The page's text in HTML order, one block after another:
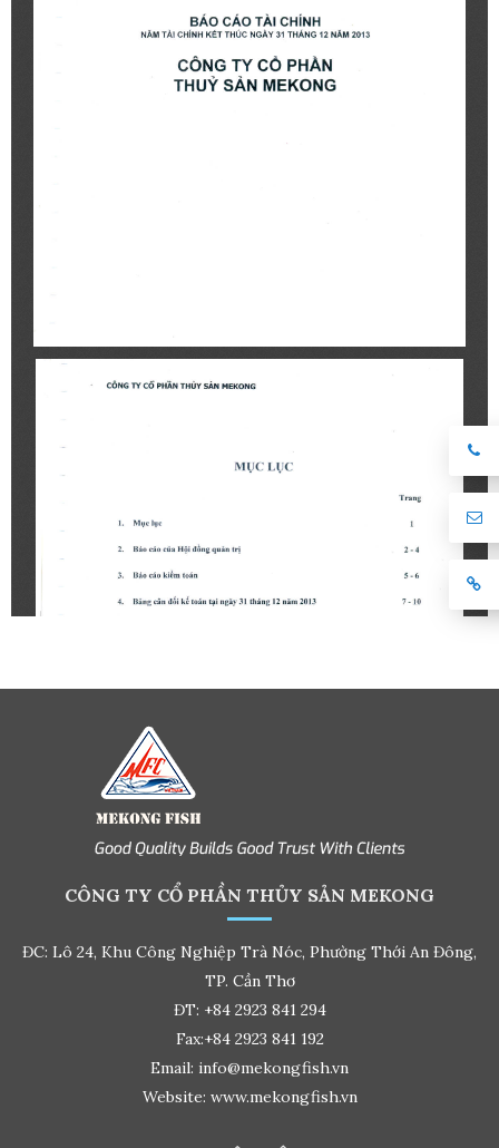
CÔNG TY CỔ PHẦN THỦY SẢN MEKONG
ĐC: Lô 24, Khu Công Nghiệp Trà Nóc, Phường Thới An Đông,
TP. Cần Thơ
ĐT: +84 2923 841 294
Fax:+84 2923 841 192
Email: info@mekongfish.vn
Website: www.mekongfish.vn